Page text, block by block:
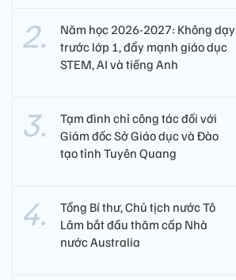
Năm học 2026-2027: Không dạy
trước lớp 1, đẩy mạnh giáo dục
STEM, AI và tiếng Anh
Tạm đình chỉ công tác đối với
Giám đốc Sở Giáo dục và Đào
tạo tỉnh Tuyên Quang
Tổng Bí thư, Chủ tịch nước Tô
Lâm bắt đầu thăm cấp Nhà
nước Australia